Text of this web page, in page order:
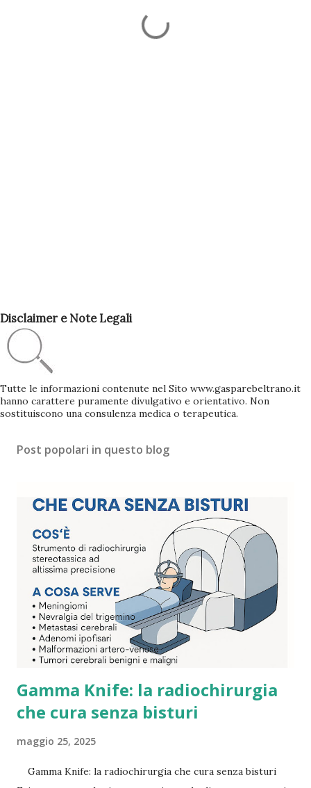
Disclaimer e Note Legali
Tutte le informazioni contenute nel Sito www.gasparebeltrano.it
hanno carattere puramente divulgativo e orientativo. Non
sostituiscono una consulenza medica o terapeutica.
Post popolari in questo blog
Gamma Knife: la radiochirurgia
che cura senza bisturi
maggio 25, 2025
Gamma Knife: la radiochirurgia che cura senza bisturi